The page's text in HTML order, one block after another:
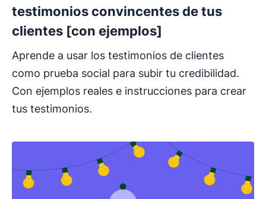
testimonios convincentes de tus
clientes [con ejemplos]
Aprende a usar los testimonios de clientes
como prueba social para subir tu credibilidad.
Con ejemplos reales e instrucciones para crear
tus testimonios.